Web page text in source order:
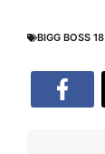
BIGG BOSS 18